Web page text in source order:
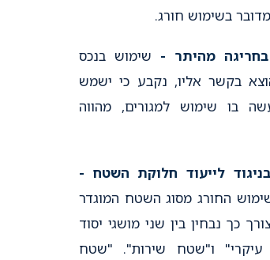
בשימוש חורג.
מהיתר - שימוש בנכס
בקשר אליו, נקבע כי ישמש
בו שימוש למגורים, מהווה
לייעוד חלוקת השטח -
החורג מסוג השטח המוגדר
כך נבחין בין שני מושגי יסוד
ו"שטח שירות". "שטח